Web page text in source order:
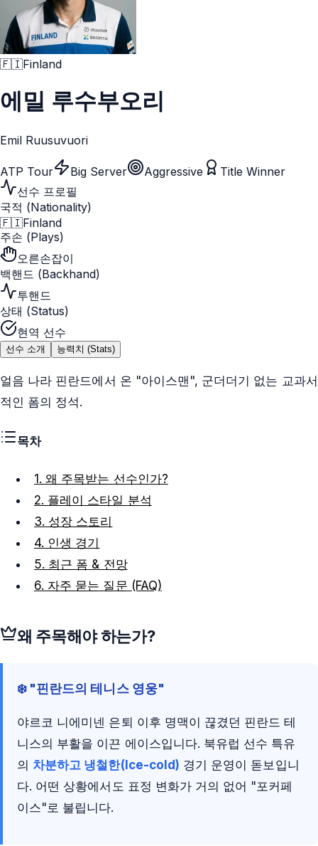
🇫🇮Finland
에밀 루수부오리
Emil Ruusuvuori
ATP Tour Big Server Aggressive
Title Winner
선수 프로필
국적 (Nationality)
🇫🇮Finland
주손 (Plays)
오른손잡이
백핸드 (Backhand)
투핸드
상태 (Status)
현역 선수
선수 소개 능력치 (Stats)
얼음 나라 핀란드에서 온 "아이스맨", 군더더기 없는 교과서
적인 폼의 정석.
목차
1. 왜 주목받는 선수인가?
2. 플레이 스타일 분석
3. 성장 스토리
4. 인생 경기
5. 최근 폼 & 전망
6. 자주 묻는 질문 (FAQ)
왜 주목해야 하는가?
❄️ "핀란드의 테니스 영웅"
야르코 니에미넨 은퇴 이후 명맥이 끊겼던 핀란드 테
니스의 부활을 이끈 에이스입니다. 북유럽 선수 특유
의 차분하고 냉철한(Ice-cold) 경기 운영이 돋보입니
다. 어떤 상황에서도 표정 변화가 거의 없어 "포커페
이스"로 불립니다.